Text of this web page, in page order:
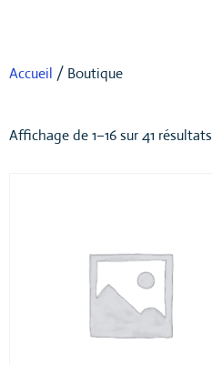
Accueil / Boutique
Affichage de 1–16 sur 41 résultats